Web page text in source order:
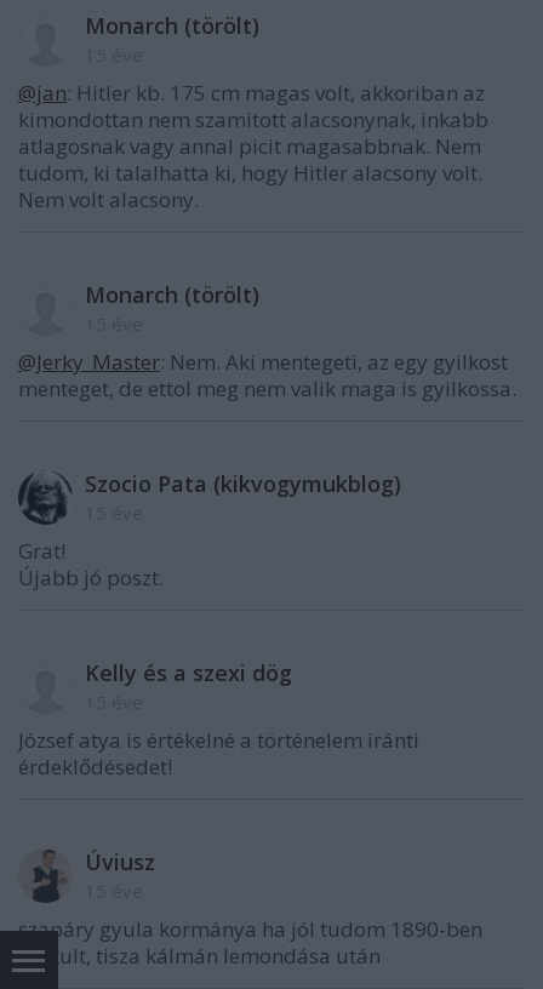
Monarch (törölt)
@jan: Hitler kb. 175 cm magas volt, akkoriban az
kimondottan nem szamitott alacsonynak, inkabb
atlagosnak vagy annal picit magasabbnak. Nem
tudom, ki talalhatta ki, hogy Hitler alacsony volt.
Nem volt alacsony.
Monarch (törölt)
@Jerky_Master: Nem. Aki mentegeti, az egy gyilkost
menteget, de ettol meg nem valik maga is gyilkossa.
Szocio Pata (kikvogymukblog)
Grat!
Újabb jó poszt.
Kelly és a szexi dög
József atya is értékelné a történelem iránti
érdeklődésedet!
Úviusz
szapáry gyula kormánya ha jól tudom 1890-ben
alakult, tisza kálmán lemondása után